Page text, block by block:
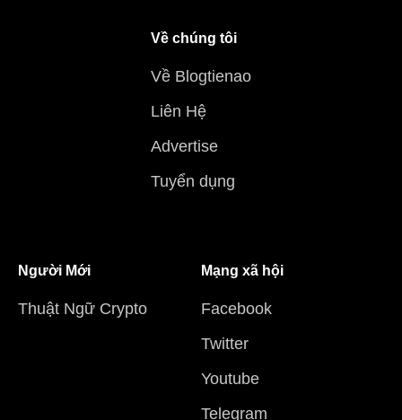
Về chúng tôi
Về Blogtienao
Liên Hệ
Advertise
Tuyển dụng
Người Mới
Thuật Ngữ Crypto
Mạng xã hội
Facebook
Twitter
Youtube
Telegram